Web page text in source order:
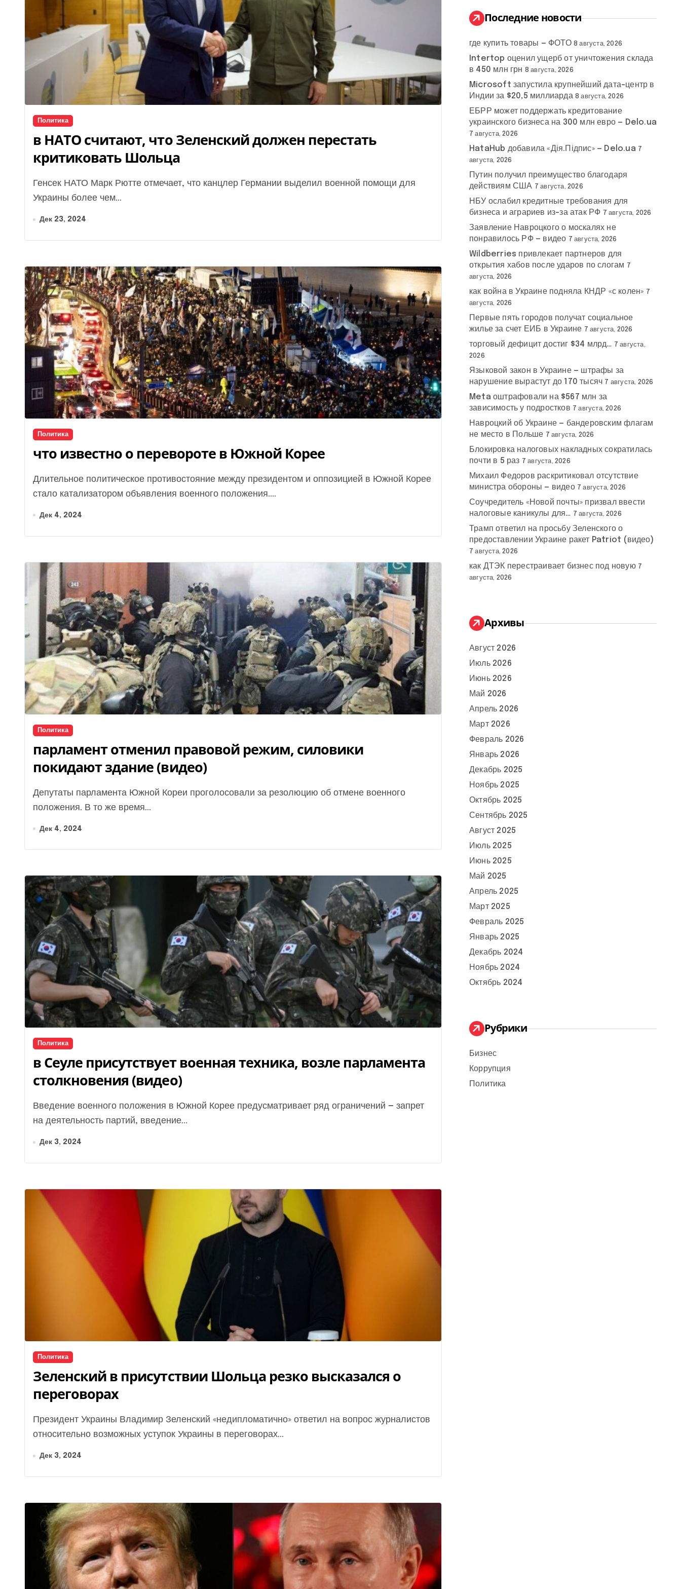
Политика
в НАТО считают, что Зеленский должен перестать
критиковать Шольца
Генсек НАТО Марк Рютте отмечает, что канцлер Германии выделил военной помощи для
Украины более чем...
Дек 23, 2024
Политика
что известно о перевороте в Южной Корее
Длительное политическое противостояние между президентом и оппозицией в Южной Корее
стало катализатором объявления военного положения....
Дек 4, 2024
Политика
парламент отменил правовой режим, силовики
покидают здание (видео)
Депутаты парламента Южной Кореи проголосовали за резолюцию об отмене военного
положения. В то же время...
Дек 4, 2024
Политика
в Сеуле присутствует военная техника, возле парламента
столкновения (видео)
Введение военного положения в Южной Корее предусматривает ряд ограничений — запрет
на деятельность партий, введение...
Дек 3, 2024
Политика
Зеленский в присутствии Шольца резко высказался о
переговорах
Президент Украины Владимир Зеленский «недипломатично» ответил на вопрос журналистов
относительно возможных уступок Украины в переговорах...
Дек 3, 2024
:
Последние новости
где купить товары — ФОТО 8 августа, 2026
Intertop оценил ущерб от уничтожения склада
в 450 млн грн 8 августа, 2026
Microsoft запустила крупнейший дата-центр в
Индии за $20,5 миллиарда 8 августа, 2026
ЕБРР может поддержать кредитование
украинского бизнеса на 300 млн евро — Delo.ua
7 августа, 2026
HataHub добавила «Дія.Підпис» — Delo.ua 7
августа, 2026
Путин получил преимущество благодаря
действиям США 7 августа, 2026
НБУ ослабил кредитные требования для
бизнеса и аграриев из-за атак РФ 7 августа, 2026
Заявление Навроцкого о москалях не
понравилось РФ — видео 7 августа, 2026
Wildberries привлекает партнеров для
открытия хабов после ударов по слогам 7
августа, 2026
как война в Украине подняла КНДР «с колен» 7
августа, 2026
Первые пять городов получат социальное
жилье за счет ЕИБ в Украине 7 августа, 2026
торговый дефицит достиг $34 млрд… 7 августа,
2026
Языковой закон в Украине — штрафы за
нарушение вырастут до 170 тысяч 7 августа, 2026
Meta оштрафовали на $567 млн за
зависимость у подростков 7 августа, 2026
Навроцкий об Украине — бандеровским флагам
не место в Польше 7 августа, 2026
Блокировка налоговых накладных сократилась
почти в 5 раз 7 августа, 2026
Михаил Федоров раскритиковал отсутствие
министра обороны — видео 7 августа, 2026
Соучредитель «Новой почты» призвал ввести
налоговые каникулы для… 7 августа, 2026
Трамп ответил на просьбу Зеленского о
предоставлении Украине ракет Patriot (видео)
7 августа, 2026
как ДТЭК перестраивает бизнес под новую 7
августа, 2026
Архивы
Август 2026
Июль 2026
Июнь 2026
Май 2026
Апрель 2026
Март 2026
Февраль 2026
Январь 2026
Декабрь 2025
Ноябрь 2025
Октябрь 2025
Сентябрь 2025
Август 2025
Июль 2025
Июнь 2025
Май 2025
Апрель 2025
Март 2025
Февраль 2025
Январь 2025
Декабрь 2024
Ноябрь 2024
Октябрь 2024
Рубрики
Бизнес
Коррупция
Политика